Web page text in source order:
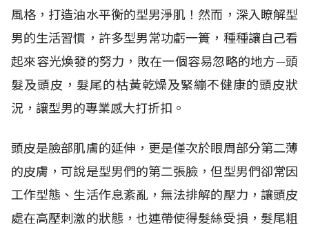
風格，打造油水平衡的型男淨肌！然而，深入瞭解型
男的生活習慣，許多型男常功虧一簣，種種讓自己看
起來容光煥發的努力，敗在一個容易忽略的地方—頭
髮及頭皮，髮尾的枯黃乾燥及緊繃不健康的頭皮狀
況，讓型男的專業感大打折扣。
頭皮是臉部肌膚的延伸，更是僅次於眼周部分第二薄
的皮膚，可說是型男們的第二張臉，但型男們卻常因
工作型態、生活作息紊亂，無法排解的壓力，讓頭皮
處在高壓刺激的狀態，也連帶使得髮絲受損，髮尾粗